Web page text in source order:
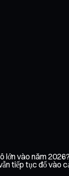
lớn vào năm 2026?
tiếp tục đổ vào